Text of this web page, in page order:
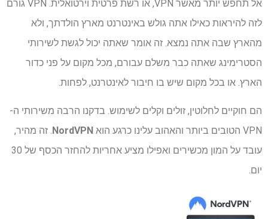
אל תחפש יותר מאשר VPN, או רשת פרטית וירטואלית. VPN גורם
לזה להיראות כאילו אתה גולש באינטרנט מארץ הולדתך, ולא
מהארץ שבה אתה נמצא. זה אומר שאתה יכול לגשת לשירותי
הסטרימינג שאתה כבר משלם עבורם, מכל מקום על פני כדור
הארץ. או בכל מקום שיש בו חיבור לאינטרנט, לפחות.
הם חוקיים לחלוטין, זולים וקלים לשימוש. בדקנו הרבה משירותי ה-
VPN הטובים ביותר והאהוב עלינו כרגע הוא
NordVPN . זה מהיר,
עובד על המון מכשירים ואפילו מציע אחריות להחזר הכסף של 30
יום.